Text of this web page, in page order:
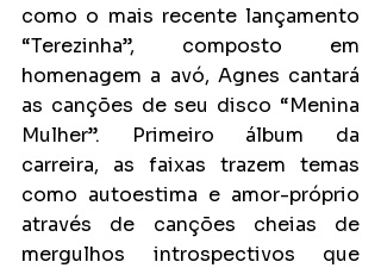
como o mais recente lançamento
“Terezinha”, composto em
homenagem a avó, Agnes cantará
as canções de seu disco “Menina
Mulher”. Primeiro álbum da
carreira, as faixas trazem temas
como autoestima e amor-próprio
através de canções cheias de
mergulhos introspectivos que